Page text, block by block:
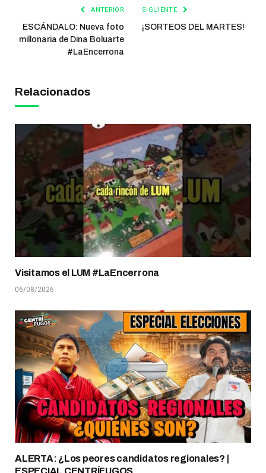
ANTERIOR
ESCÁNDALO: Nueva foto
millonaria de Dina Boluarte
#LaEncerrona
SIGUIENTE
¡SORTEOS DEL MARTES!
Relacionados
Visitamos el LUM #LaEncerrona
06/08/2026
ALERTA: ¿Los peores candidatos regionales? |